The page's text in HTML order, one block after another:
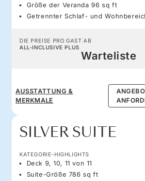
Größe der Veranda 96 sq ft
Getrennter Schlaf- und
DIE PREISE PRO GAST AB
ALL-INCLUSIVE PLUS
Warteliste
AUSSTATTUNG &
MERKMALE
SILVER SUITE
KATEGORIE-HIGHLIGHTS
Deck 9, 10, 11 von 11
Suite-Größe 786 sq ft